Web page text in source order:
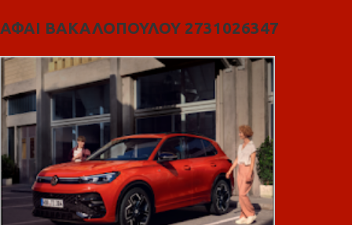
ΑΦΑΙ ΒΑΚΑΛΟΠΟΥΛΟΥ 2731026347